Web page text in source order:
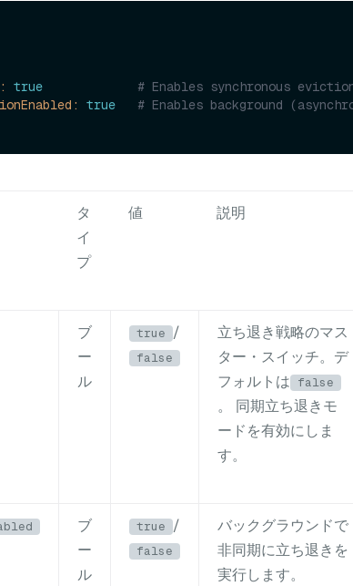
true
# Enables synchronous
true
# Enables background
タ
イ
プ
値 説明
ブ
ー
ル
true /
false
立ち退き戦略のマス
ター・スイッチ。デ
フォルトは false
。 同期立ち退きモ
ードを有効にしま
す。
ブ
ー
ル
true /
false
バックグラウンドで
非同期に立ち退きを
実行します。